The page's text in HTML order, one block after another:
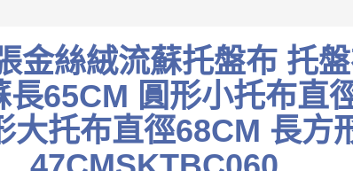
金絲絨流蘇托盤布 托
65CM 圓形小托布直
大托布直徑68CM 長方